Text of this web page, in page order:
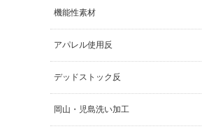
機能性素材
アパレル使用反
デッドストック反
岡山・児島洗い加工